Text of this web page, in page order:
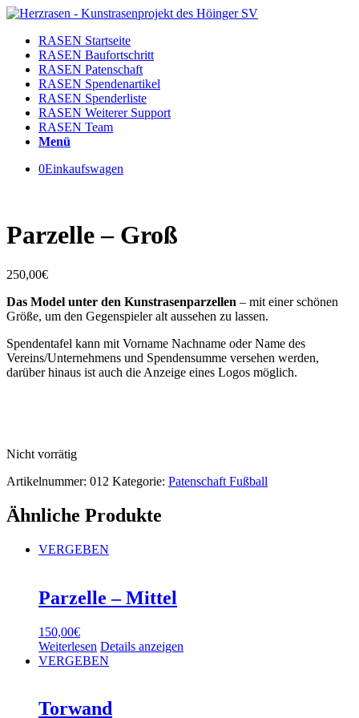
RASEN Startseite
RASEN Baufortschritt
RASEN Patenschaft
RASEN Spendenartikel
RASEN Spenderliste
RASEN Weiterer Support
RASEN Team
Menü
0Einkaufswagen
Parzelle – Groß
250,00€
Das Model unter den Kunstrasenparzellen – mit einer schönen
Größe, um den Gegenspieler alt aussehen zu lassen.
Spendentafel kann mit Vorname Nachname oder Name des
Vereins/Unternehmens und Spendensumme versehen werden,
darüber hinaus ist auch die Anzeige eines Logos möglich.
Nicht vorrätig
Artikelnummer: 012 Kategorie: Patenschaft Fußball
Ähnliche Produkte
VERGEBEN
Parzelle – Mittel
150,00€
Weiterlesen Details anzeigen
VERGEBEN
Torwand